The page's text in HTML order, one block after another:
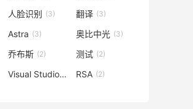
人脸识别 (3) 翻译 (3)
Astra (3) 奥比中光 (3)
乔布斯 (2) 测试 (2)
Visual Studio(2) RSA (2)